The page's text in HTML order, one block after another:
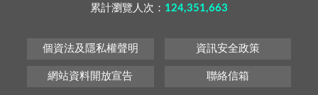
累計瀏覽人次： 124,351,663
個資法及隱私權聲明 資訊安全政策
網站資料開放宣告 聯絡信箱